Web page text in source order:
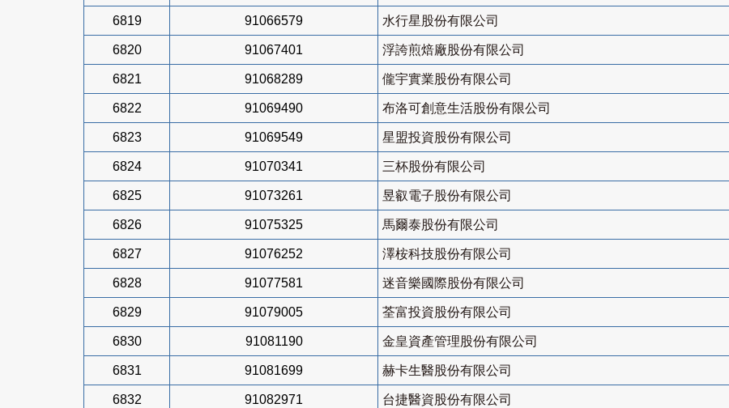
6819 91066579 水行星股份有限公司
6820 91067401 浮誇煎焙廠股份有限公司
6821 91068289 儱宇實業股份有限公司
6822 91069490 布洛可創意生活股份有限公司
6823 91069549 星盟投資股份有限公司
6824 91070341 三杯股份有限公司
6825 91073261 昱叡電子股份有限公司
6826 91075325 馬爾泰股份有限公司
6827 91076252 澤桉科技股份有限公司
6828 91077581 迷音樂國際股份有限公司
6829 91079005 荃富投資股份有限公司
6830 91081190 金皇資產管理股份有限公司
6831 91081699 赫卡生醫股份有限公司
6832 91082971 台捷醫資股份有限公司